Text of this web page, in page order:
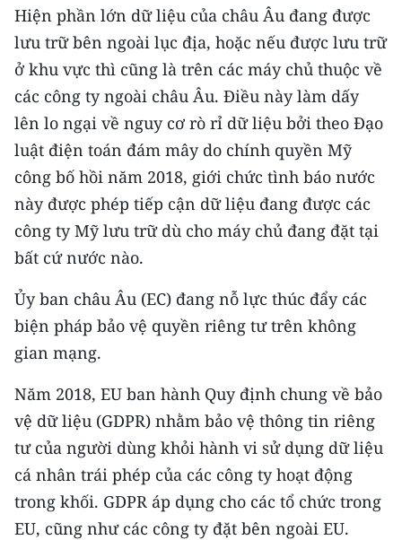
Media Pháp luật
Media Du lịch
Media Thế giới
Media Thể thao
Media Giáo dục
Media Y tế
Media Khoa học - Công nghệ
Media Môi trường
Ảnh
TIN MỚI
TIN ĐỊA PHƯƠNG
Trung du và miền núi phía Bắc
Hiện phần lớn dữ liệu của châu Âu đang được
lưu trữ bên ngoài lục địa, hoặc nếu được lưu trữ
ở khu vực thì cũng là trên các máy chủ thuộc về
các công ty ngoài châu Âu. Điều này làm dấy
lên lo ngại về nguy cơ rò rỉ dữ liệu bởi theo Đạo
luật điện toán đám mây do chính quyền Mỹ
công bố hồi năm 2018, giới chức tình báo nước
này được phép tiếp cận dữ liệu đang được các
công ty Mỹ lưu trữ dù cho máy chủ đang đặt tại
bất cứ nước nào.
Ủy ban châu Âu (EC) đang nỗ lực thúc đẩy các
biện pháp bảo vệ quyền riêng tư trên không
gian mạng.
Năm 2018, EU ban hành Quy định chung về bảo
vệ dữ liệu (GDPR) nhằm bảo vệ thông tin riêng
tư của người dùng khỏi hành vi sử dụng dữ liệu
cá nhân trái phép của các công ty hoạt động
trong khối. GDPR áp dụng cho các tổ chức trong
EU, cũng như các công ty đặt bên ngoài EU.